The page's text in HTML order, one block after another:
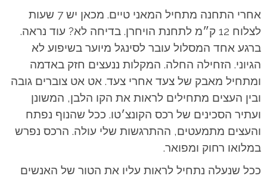
אחרי התחנה מתחיל המאני טיים. מכאן יש 7 שעות
לצלוח 12 ק״מ לתחנת הויחרן. בדיחה לא? עוד נראה.
ברגע אחד המסלול עובר לסינגל מיוער בשיפוע לא
הגיוני. הזחילה החלה. המקלות ננעצים חזק באדמה
ומתחיל מאבק של צעד אחרי צעד. אט אט צוברים גובה
ובין העצים מתחילים לראות את הקו הלבן, המשונן
ועתיר הסכינים של רכס הקונצ׳טו. ככל שהנוף נפתח
והעצים מתמעטים, ההתרגשות שלי עולה. הרכס נפרש
במלואו רחוק ומפואר.
ככל שנעלה נתחיל לראות עליו את הטור של האנשים